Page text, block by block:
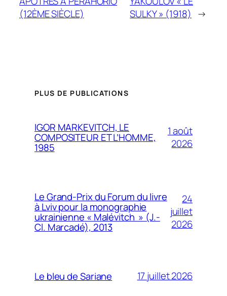
(12ÈME SIÈCLE)
SULKY » (1918) →
PLUS DE PUBLICATIONS
IGOR MARKEVITCH, LE
COMPOSITEUR ET L’HOMME,
1985
1 août
2026
Le Grand-Prix du Forum du livre
à Lviv pour la monographie
ukrainienne « Malévitch » (J.-
Cl. Marcadé), 2013
24
juillet
2026
Le bleu de Sariane 17 juillet 2026